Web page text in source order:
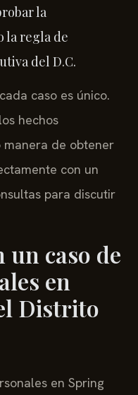
la
la regla de
del D.C.
caso es único.
hechos
manera de obtener
con un
para discutir
un caso de
en
Distrito
en Spring